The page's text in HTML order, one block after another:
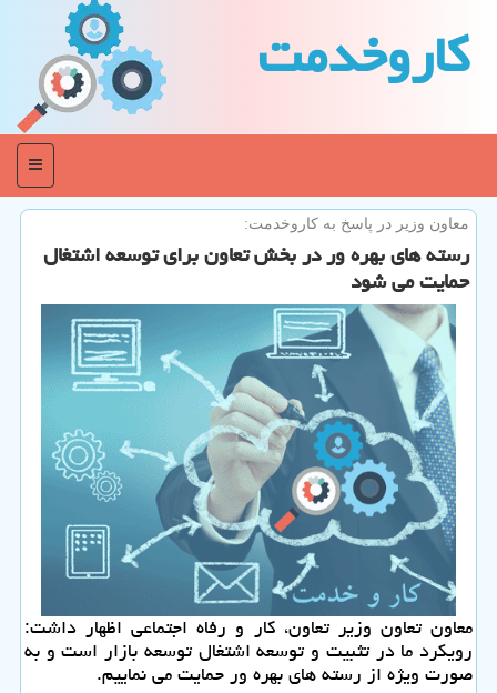
كاروخدمت
منو
معاون وزیر در پاسخ به كاروخدمت:
رسته های بهره ور در بخش تعاون برای توسعه اشتغال
حمایت می شود
معاون تعاون وزیر تعاون، كار و رفاه اجتماعی اظهار داشت:
رویكرد ما در تثبیت و توسعه اشتغال توسعه بازار است و به
صورت ویژه از رسته های بهره ور حمایت می نماییم.